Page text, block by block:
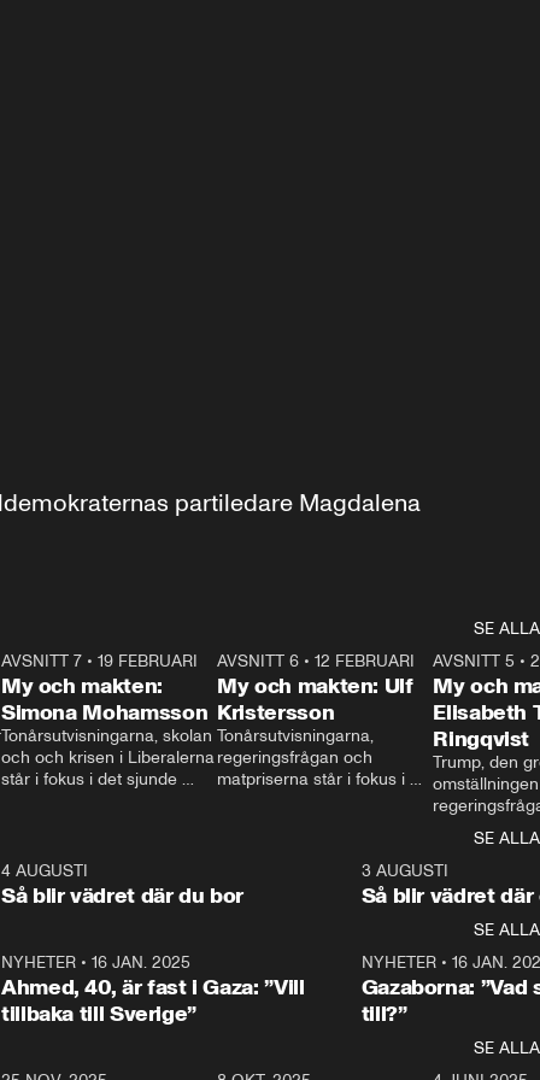
partiledare Magdalena
SE ALLA
24:30
AVSNITT 7• 19 FEBRUARI
My och makten:
Simona Mohamsson
Tonårsutvisningarna, skolan
och och krisen i Liberalerna
står i fokus i det sjunde
kommentator My
Rohwedder ställer
utbildnings- och
Mohamsson till svars.
27:30
AVSNITT 6 •12 FEBRUARI
My och makten: Ulf
Kristersson
Tonårsutvisningarna,
regeringsfrågan och
matpriserna står i fokus i
Rohwedder ställer
statsminister Ulf Kristersson
AVSNITT 5 •
My och
Elisabeth
Ringqvist
Trump, den
centrum i
avsnittet av
Makten”. Se
Aftonbladets
Rohwedder
Thand Ring
SE ALLA
4 AUGUSTI
Så blir vädret där du bor
3 AUGUSTI
Så blir vädret där
SE ALLA
NYHETER• 16 JAN. 2025
Ahmed, 40, är fast i Gaza: ”Vill
tillbaka till Sverige”
NYHETER• 16 JAN.
Gazaborna:
till?”
SE ALLA